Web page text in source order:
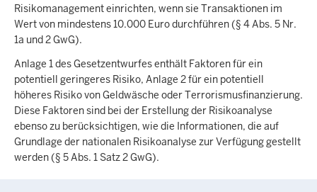
Risikomanagement einrichten, wenn sie Transaktionen im
Wert von mindestens 10.000 Euro durchführen (§ 4 Abs. 5 Nr.
1a und 2 GwG).
Anlage 1 des Gesetzentwurfes enthält Faktoren für ein
potentiell geringeres Risiko, Anlage 2 für ein potentiell
höheres Risiko von Geldwäsche oder Terrorismusfinanzierung.
Diese Faktoren sind bei der Erstellung der Risikoanalyse
ebenso zu berücksichtigen, wie die Informationen, die auf
Grundlage der nationalen Risikoanalyse zur Verfügung gestellt
werden (§ 5 Abs. 1 Satz 2 GwG).